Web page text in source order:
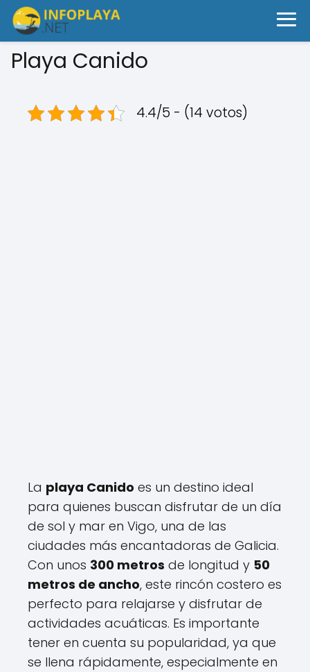
Playa Canido
4.4/5 - (14 votos)
La playa Canido es un destino ideal
para quienes buscan disfrutar de un día
de sol y mar en Vigo, una de las
ciudades más encantadoras de Galicia.
Con unos 300 metros de longitud y 50
metros de ancho, este rincón costero es
perfecto para relajarse y disfrutar de
actividades acuáticas. Es importante
tener en cuenta su popularidad, ya que
se llena rápidamente, especialmente en